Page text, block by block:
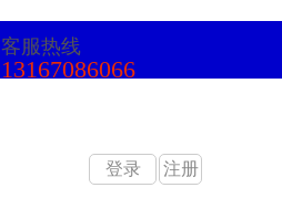
客服热线
13167086066
登录 注册